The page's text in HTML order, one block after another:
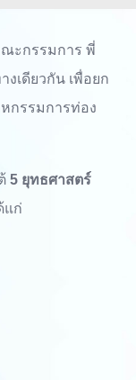
ะกรรมการ พี่
เดียวกัน เพื่อยก
กรรมการท่อง
5 ยุทธศาสตร์
แก่